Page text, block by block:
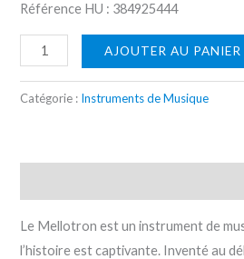
Référence HU : 384925444
AJOUTER AU PANIER
Catégorie : Instruments de Musique
Le Mellotron est un instrument de
l’histoire est captivante. Inventé au